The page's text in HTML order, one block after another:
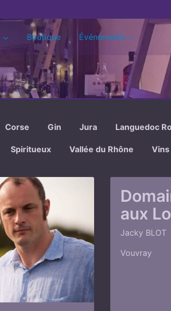
Boutique Événements
Corse Gin Jura Languedoc
Spiritueux Vallée du Rhône Vins
aux
Jacky BLOT
Vouvray